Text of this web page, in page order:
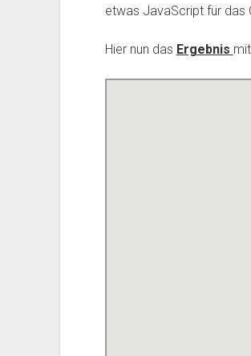
etwas JavaScript für das
Hier nun das Ergebnis